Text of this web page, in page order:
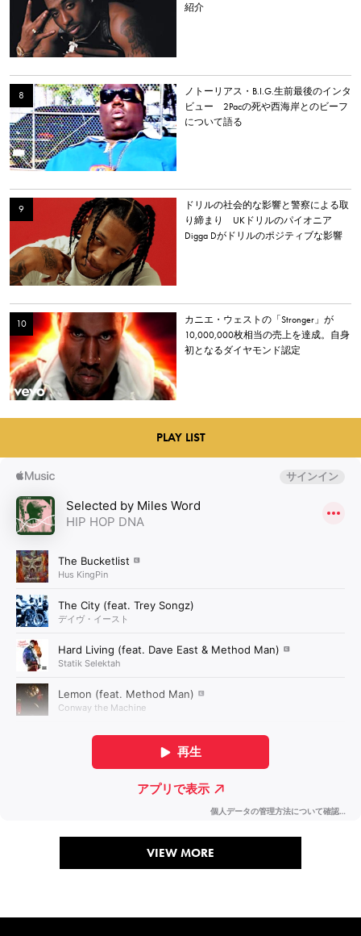
紹介
ノトーリアス・B.I.G.生前最後のインタ
ビュー 2Pacの死や西海岸とのビーフ
について語る
ドリルの社会的な影響と警察による取
り締まり UKドリルのパイオニア
Digga Dがドリルのポジティブな影響
カニエ・ウェストの「Stronger」が
10,000,000枚相当の売上を達成。自身
初となるダイヤモンド認定
PLAY LIST
VIEW MORE